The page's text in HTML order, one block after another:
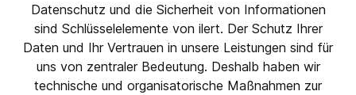
Datenschutz und die Sicherheit von Informationen
sind Schlüsselelemente von ilert. Der Schutz Ihrer
Daten und Ihr Vertrauen in unsere Leistungen sind für
uns von zentraler Bedeutung. Deshalb haben wir
technische und organisatorische Maßnahmen zur